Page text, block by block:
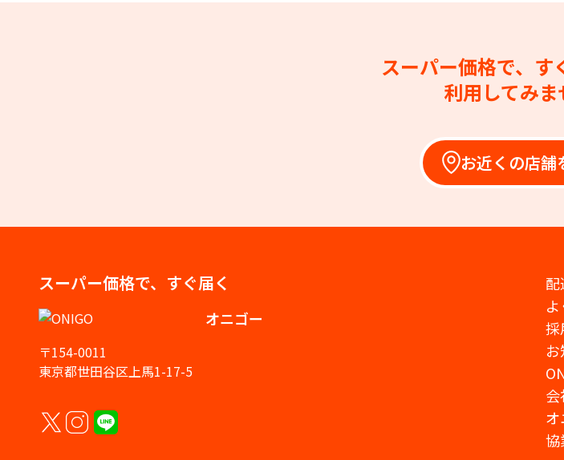
スーパー価格で、す
利用してみま
お近くの店舗
スーパー価格で、すぐ届く
オニゴー
〒154-0011
東京都世田谷区上馬1-17-5
採
協